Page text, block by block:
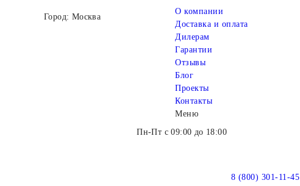
Город: Москва
О компании
Доставка и оплата
Дилерам
Гарантии
Отзывы
Блог
Проекты
Контакты
Меню
Пн-Пт с 09:00 до 18:00
8 (800) 301-11-45